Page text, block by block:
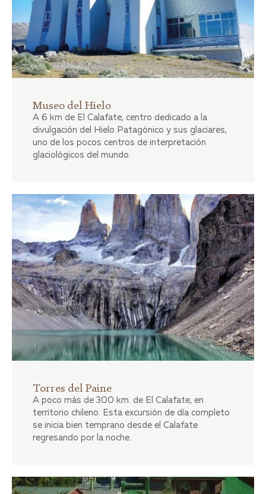
Museo del Hielo
A 6 km de El Calafate, centro dedicado a la
divulgación del Hielo Patagónico y sus glaciares,
uno de los pocos centros de interpretación
glaciológicos del mundo.
Torres del Paine
A poco más de 300 km. de El Calafate, en
territorio chileno. Esta excursión de día completo
se inicia bien temprano desde el Calafate
regresando por la noche.